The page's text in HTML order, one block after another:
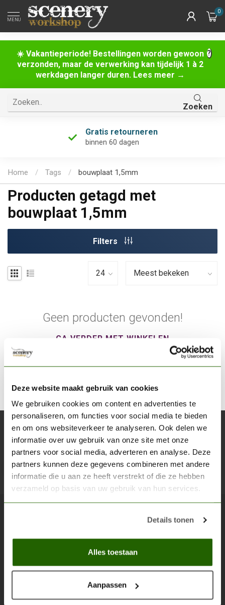
Deze website maakt gebruik van cookies
We gebruiken cookies om content en advertenties te
personaliseren, om functies voor social media te bieden
en om ons websiteverkeer te analyseren. Ook delen we
informatie over uw gebruik van onze site met onze
partners voor social media, adverteren en analyse. Deze
partners kunnen deze gegevens combineren met andere
informatie die u aan ze heeft verstrekt of die ze hebben
verzameld op basis van uw gebruik van hun services.
Details tonen
Alles toestaan
Aanpassen
☀️ Vakantieperiode! Bestellingen worden gewoon
verzonden, maar de verwerking kan tijdelijk 1 à 2
werkdagen langer duren. Lees meer →
MENU
0
Zoeken
Gratis retourneren
binnen 60 dagen
Home / Tags / bouwplaat 1,5mm
Producten getagd met
bouwplaat 1,5mm
Filters
Geen producten gevonden!
GA VERDER MET WINKELEN
Abonneer je op onze nieuwsbrief
Blijf op de hoogte over onze laatste acties
Alles voor je miniature wargaming en scenery
Grootstalselaan 46